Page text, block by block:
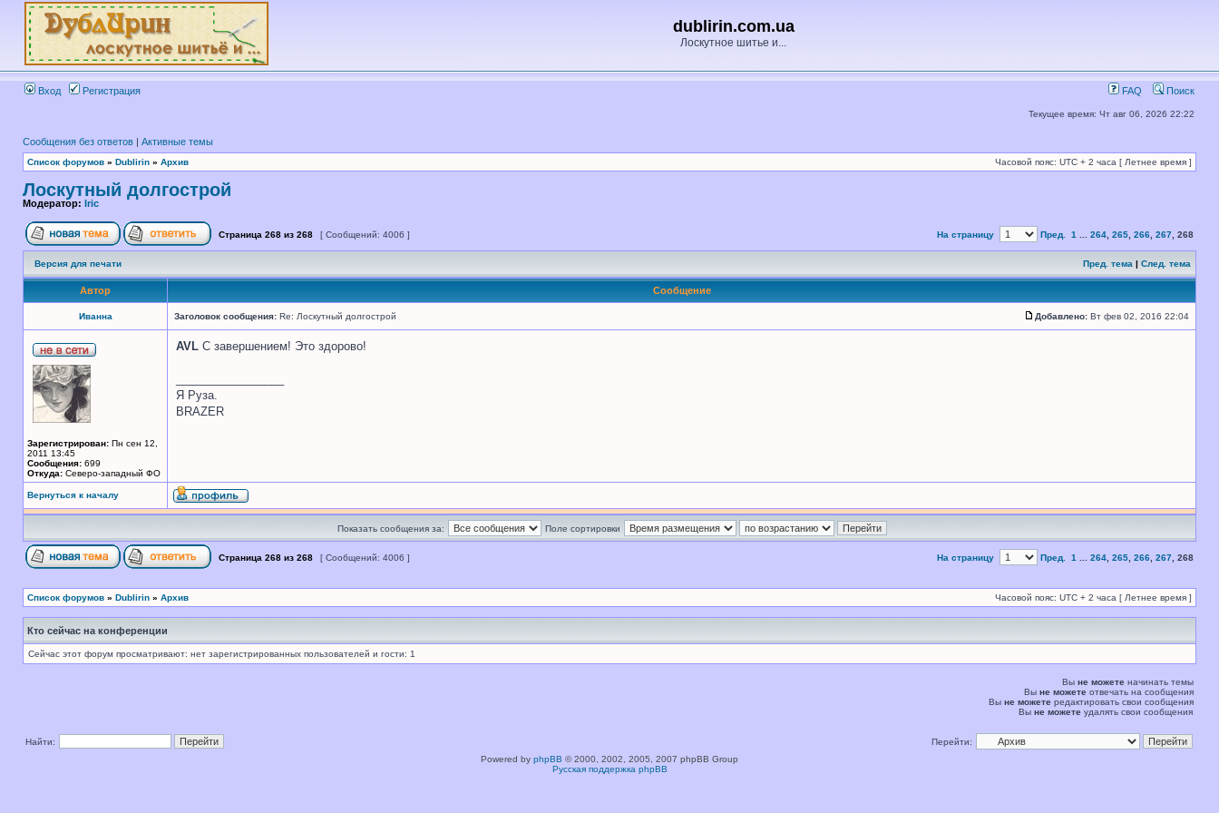
dublirin.com.ua
Лоскутное шитье и...
Вход Регистрация FAQ Поиск
Текущее время: Чт авг 06, 2026 22:22
Сообщения без ответов | Активные темы
Список форумов » Dublirin » Архив Часовой пояс: UTC + 2 часа [ Летнее время ]
Лоскутный долгострой
Модератор: Iric
Страница 268 из 268 [ Сообщений: 4006 ] На страницу Пред. 1 264 265 266 267 268
Версия для печати Пред. тема | След. тема
Автор Сообщение
Иванна Заголовок сообщения: Re: Лоскутный долгострой Добавлено: Вт фев 02, 2016 22:04
Зарегистрирован: Пн сен 12,
2011 13:45
Сообщения: 699
Откуда: Северо-западный ФО
AVL С завершением! Это здорово!
Я Руза.
BRAZER
Вернуться к началу
Показать сообщения за: Поле сортировки
Страница 268 из 268 [ Сообщений: 4006 ] На страницу Пред. 1 264 265 266 267 268
Список форумов » Dublirin » Архив Часовой пояс: UTC + 2 часа [ Летнее время ]
Кто сейчас на конференции
Сейчас этот форум просматривают: нет зарегистрированных пользователей и гости: 1
Вы не можете начинать темы
Вы не можете отвечать на сообщения
Вы не можете редактировать свои сообщения
Вы не можете удалять свои сообщения
Найти:
Перейти:
Powered by phpBB © 2000, 2002, 2005, 2007 phpBB Group
Русская поддержка phpBB